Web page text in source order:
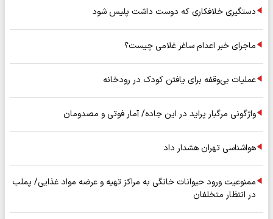
دستگیری خلافکاری که دوست داشت پلیس شود
ماجرای خبر اعدام ساغر غلامی چیست؟
عملیات بی‌وقفه برای یافتن کودک در رودخانه
واژگونی مرگبار پراید در این جاده/ آمار فوتی و مصدومان
هواشناسی تهران هشدار داد
ممنوعیت ورود حیوانات خانگی به مراکز تهیه و عرضه مواد غذایی/ پملب
در انتظار متخلفان